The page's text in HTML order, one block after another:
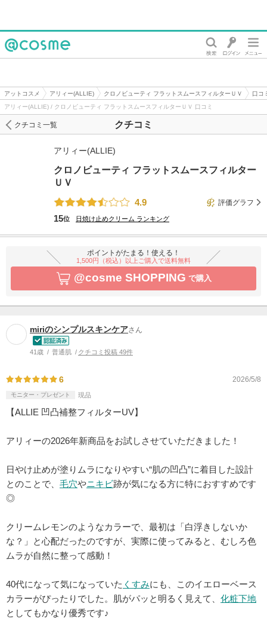
アットコスメ アリィー(ALLIE) クロノビューティ フラットスムースフィルターＵＶ
口コ
アリィー(ALLIE) / クロノビューティ フラットスムースフィルターＵＶ 口コミ
クチコミ
クチコミ一覧
アリィー(ALLIE)
クロノビューティ フラットスムースフィルター
ＵＶ
4.9
評価グラフ
15位 日焼け止めクリーム ランキング
ポイントがたまる！使える！
1,500円（税込）以上ご購入で送料無料
@cosme SHOPPING で購入
miriのシンプルスキンケアさん
41歳 普通肌 クチコミ投稿 49件
6 2026/5/8
モニター・プレゼント 現品
【ALLIE 凹凸補整フィルターUV】
アリィーの2026年新商品をお試しさせていただきました！
日やけ止めが塗りムラになりやすい“肌の凹凸”に着目した設計
とのことで、 毛穴やニキビ跡が気になる方に特におすすめです
◎
クリームレモンのようなカラーで、最初は「白浮きしないか
な？」と心配だったのですが、実際に使ってみると、むしろ色
ムラが自然に整って感動！
40代になって気になっていた くすみにも、このイエローベース
カラーがぴったりでした。肌がパッと明るく見えて、 化粧下地
としてもかなり優秀です♪